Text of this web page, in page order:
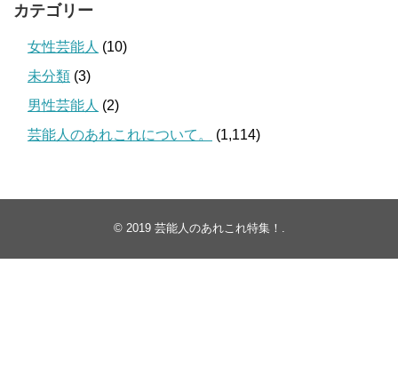
カテゴリー
女性芸能人 (10)
未分類 (3)
男性芸能人 (2)
芸能人のあれこれについて。
(1,114)
© 2019 芸能人のあれこれ特集！